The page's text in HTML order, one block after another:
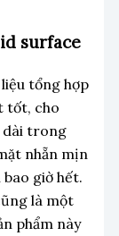
surface
tổng hợp
tốt, cho
dài trong
nhẵn mịn
giờ hết.
là một
phẩm này